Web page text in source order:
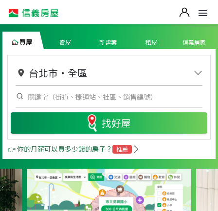
買屋 賣屋 新建案 租屋 信義居家
台北市 ・ 全區
找好屋
👉 你的月薪可以買多少錢的房子？ 推薦